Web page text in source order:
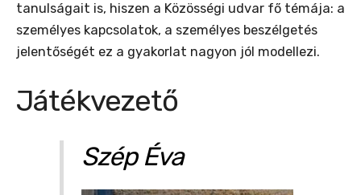
tanulságait is, hiszen a Közösségi udvar fő témája: a
személyes kapcsolatok, a személyes beszélgetés
jelentőségét ez a gyakorlat nagyon jól modellezi.
Játékvezető
Szép Éva